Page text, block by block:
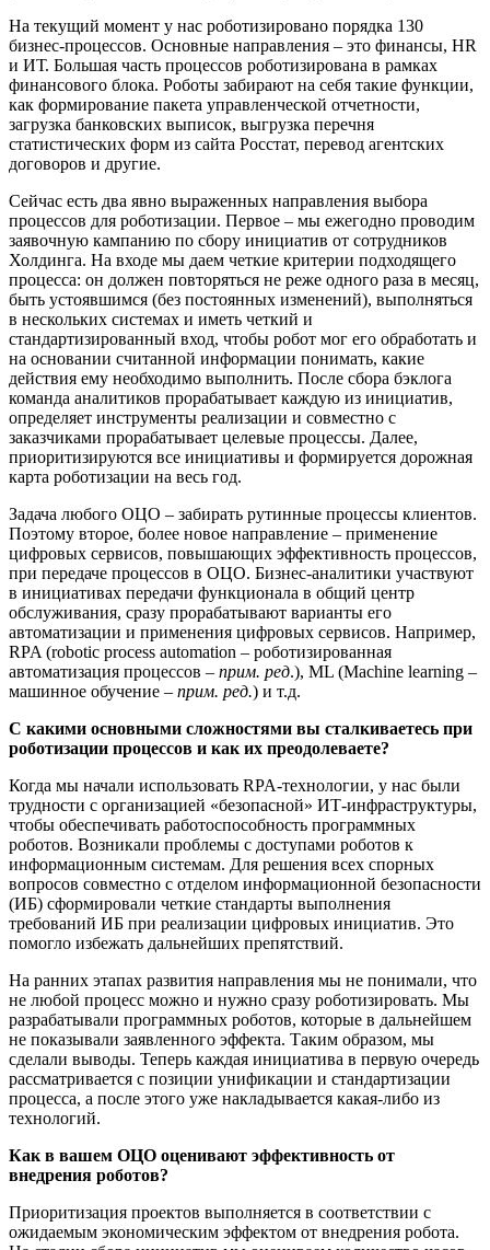
На текущий момент у нас роботизировано порядка 130
бизнес-процессов. Основные направления – это финансы, HR
и ИТ. Большая часть процессов роботизирована в рамках
финансового блока. Роботы забирают на себя такие функции,
как формирование пакета управленческой отчетности,
загрузка банковских выписок, выгрузка перечня
статистических форм из сайта Росстат, перевод агентских
договоров и другие.
Сейчас есть два явно выраженных направления выбора
процессов для роботизации. Первое – мы ежегодно проводим
заявочную кампанию по сбору инициатив от сотрудников
Холдинга. На входе мы даем четкие критерии подходящего
процесса: он должен повторяться не реже одного раза в месяц,
быть устоявшимся (без постоянных изменений), выполняться
в нескольких системах и иметь четкий и
стандартизированный вход, чтобы робот мог его обработать и
на основании считанной информации понимать, какие
действия ему необходимо выполнить. После сбора бэклога
команда аналитиков прорабатывает каждую из инициатив,
определяет инструменты реализации и совместно с
заказчиками прорабатывает целевые процессы. Далее,
приоритизируются все инициативы и формируется дорожная
карта роботизации на весь год.
Задача любого ОЦО – забирать рутинные процессы клиентов.
Поэтому второе, более новое направление – применение
цифровых сервисов, повышающих эффективность процессов,
при передаче процессов в ОЦО. Бизнес-аналитики участвуют
в инициативах передачи функционала в общий центр
обслуживания, сразу прорабатывают варианты его
автоматизации и применения цифровых сервисов. Например,
RPA (robotic process automation – роботизированная
автоматизация процессов – прим. ред.), ML (Machine learning –
машинное обучение – прим. ред.) и т.д.
С какими основными сложностями вы сталкиваетесь при
роботизации процессов и как их преодолеваете?
Когда мы начали использовать RPA-технологии, у нас были
трудности с организацией «безопасной» ИТ-инфраструктуры,
чтобы обеспечивать работоспособность программных
роботов. Возникали проблемы с доступами роботов к
информационным системам. Для решения всех спорных
вопросов совместно с отделом информационной безопасности
(ИБ) сформировали четкие стандарты выполнения
требований ИБ при реализации цифровых инициатив. Это
помогло избежать дальнейших препятствий.
На ранних этапах развития направления мы не понимали, что
не любой процесс можно и нужно сразу роботизировать. Мы
разрабатывали программных роботов, которые в дальнейшем
не показывали заявленного эффекта. Таким образом, мы
сделали выводы. Теперь каждая инициатива в первую очередь
рассматривается с позиции унификации и стандартизации
процесса, а после этого уже накладывается какая-либо из
технологий.
Как в вашем ОЦО оценивают эффективность от
внедрения роботов?
Приоритизация проектов выполняется в соответствии с
ожидаемым экономическим эффектом от внедрения робота.